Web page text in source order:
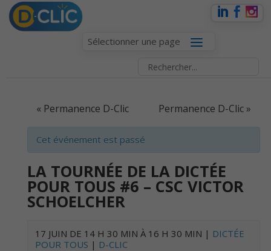
Sélectionner une page
EVENT
NAVIGATION
« Permanence D-Clic Permanence D-Clic »
Cet événement est passé
LA TOURNÉE DE LA DICTÉE
POUR TOUS #6 – CSC VICTOR
SCHOELCHER
17 JUIN DE 14 H 30 MIN À 16 H 30 MIN | DICTÉE
POUR TOUS | D-CLIC